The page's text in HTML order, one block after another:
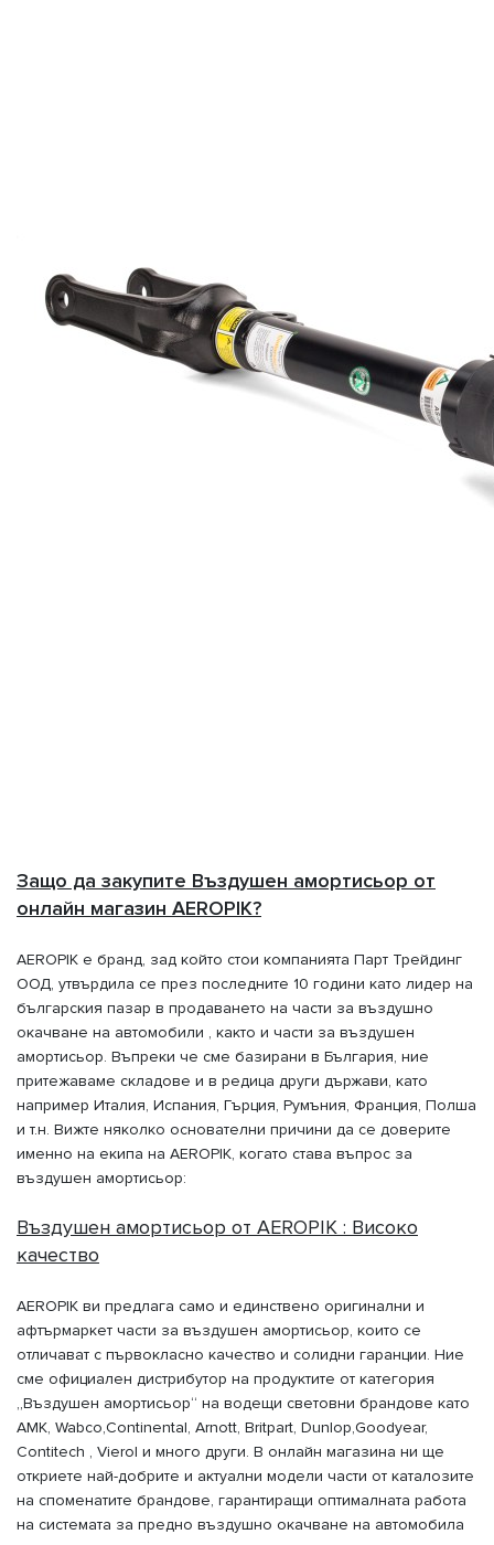
Защо да закупите Въздушен амортисьор от
онлайн магазин AEROPIK?
AEROPIK е бранд, зад който стои компанията Парт Трейдинг
ООД, утвърдила се през последните 10 години като лидер на
българския пазар в продаването на части за въздушно
окачване на автомобили , както и части за въздушен
амортисьор. Въпреки че сме базирани в България, ние
притежаваме складове и в редица други държави, като
например Италия, Испания, Гърция, Румъния, Франция, Полша
и т.н. Вижте няколко основателни причини да се доверите
именно на екипа на AEROPIK, когато става въпрос за
въздушен амортисьор:
Въздушен амортисьор от AEROPIK : Високо
качество
AEROPIK ви предлага само и единствено оригинални и
афтърмаркет части за въздушен амортисьор, които се
отличават с първокласно качество и солидни гаранции. Ние
сме официален дистрибутор на продуктите от категория
„Въздушен амортисьор“ на водещи световни брандове като
AMK, Wabco,Continental, Arnott, Britpart, Dunlop,Goodyear,
Contitech , Vierol и много други. В онлайн магазина ни ще
откриете най-добрите и актуални модели части от каталозите
на споменатите брандове, гарантиращи оптималната работа
на системата за предно въздушно окачване на автомобила